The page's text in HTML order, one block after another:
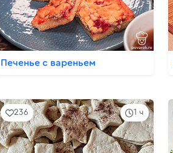
Печенье с вареньем
1 ч
236